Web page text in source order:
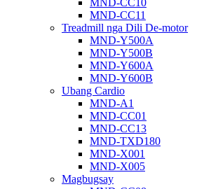
MND-CC10
MND-CC11
Treadmill nga Dili De-motor
MND-Y500A
MND-Y500B
MND-Y600A
MND-Y600B
Ubang Cardio
MND-A1
MND-CC01
MND-CC13
MND-TXD180
MND-X001
MND-X005
Magbugsay